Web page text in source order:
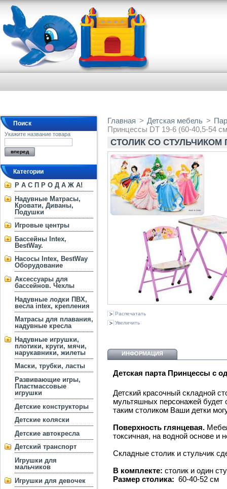
Поиск
Укажите название товара
Категории
Р А С П Р О Д А Ж А!
Надувные Матрасы,
Кровати, Диваны,
Подушки
Игровые центры
Бассейны Intex,
BestWay.
Насосы Intex, BestWay
Оборудование
Аксессуары для
бассейнов. Чехлы
Надувные лодки ПВХ,
весла intex, крепления
Матрасы для плавания,
надувные кресла
Надувные игрушки,
плотики, круги, мячи,
нарукавники, жилеты
Маски, трубки, ласты
Развивающие игры,
Пластмассовые
игрушки
Детские конструкторы
Детские коляски
Детские автокресла
Детский транспорт
Игрушки для
мальчиков
Игрушки для девочек
Главная > Детская мебель >
Принцессы DT 19-6 (60-40,5-54
СТОЛИК СО СТУЛЬЧИКОМ
Распечатать
Увеличить
ИНФОРМАЦИЯ
Детская парта Принцессы с
Детский красочный складной
мультяшных персонажей будет
таким столиком Ваши детки
Поверхность глянцевая.
токсичная, на водной основе и
Складные столик и стульчик
В комплекте: столик и один
Размер столика: 60-40-52 см